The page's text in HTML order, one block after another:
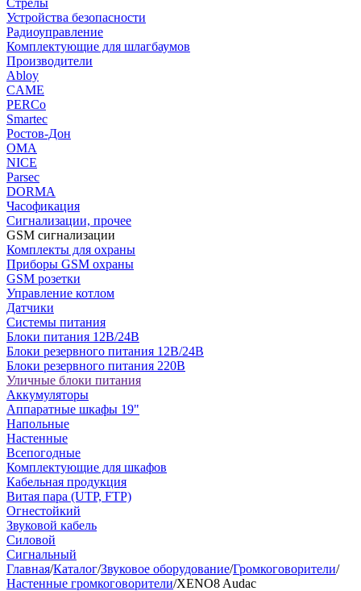
Стрелы
Устройства безопасности
Радиоуправление
Комплектующие для шлагбаумов
Производители
Abloy
CAME
PERCo
Smartec
Ростов-Дон
ОМА
NICE
Parsec
DORMA
Часофикация
Сигнализации, прочее
GSM сигнализации
Комплекты для охраны
Приборы GSM охраны
GSM розетки
Управление котлом
Датчики
Системы питания
Блоки питания 12В/24В
Блоки резервного питания 12В/24В
Блоки резервного питания 220В
Уличные блоки питания
Аккумуляторы
Аппаратные шкафы 19"
Напольные
Настенные
Всепогодные
Комплектующие для шкафов
Кабельная продукция
Витая пара (UTP, FTP)
Огнестойкий
Звуковой кабель
Силовой
Сигнальный
Главная/Каталог/Звуковое оборудование/Громкоговорители/
Настенные громкоговорители/XENO8 Audac